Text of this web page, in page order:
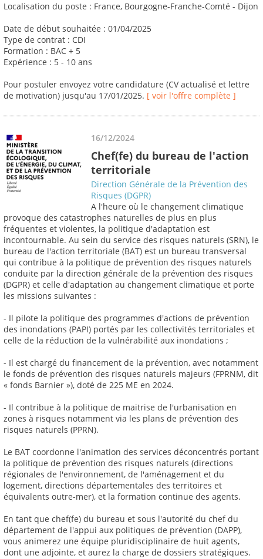
Localisation du poste : France, Bourgogne-Franche-Comté - Dijon
Date de début souhaitée : 01/04/2025
Type de contrat : CDI
Formation : BAC + 5
Expérience : 5 - 10 ans
Pour postuler envoyez votre candidature (CV actualisé et lettre
de motivation) jusqu'au 17/01/2025. [ voir l'offre complète ]
16/12/2024
Chef(fe) du bureau de l'action
territoriale
Direction Générale de la Prévention des
Risques (DGPR)
A l'heure où le changement climatique
provoque des catastrophes naturelles de plus en plus
fréquentes et violentes, la politique d'adaptation est
incontournable. Au sein du service des risques naturels (SRN), le
bureau de l'action territoriale (BAT) est un bureau transversal
qui contribue à la politique de prévention des risques naturels
conduite par la direction générale de la prévention des risques
(DGPR) et celle d'adaptation au changement climatique et porte
les missions suivantes :
- Il pilote la politique des programmes d'actions de prévention
des inondations (PAPI) portés par les collectivités territoriales et
celle de la réduction de la vulnérabilité aux inondations ;
- Il est chargé du financement de la prévention, avec notamment
le fonds de prévention des risques naturels majeurs (FPRNM, dit
« fonds Barnier »), doté de 225 ME en 2024.
- Il contribue à la politique de maitrise de l'urbanisation en
zones à risques notamment via les plans de prévention des
risques naturels (PPRN).
Le BAT coordonne l'animation des services déconcentrés portant
la politique de prévention des risques naturels (directions
régionales de l'environnement, de l'aménagement et du
logement, directions départementales des territoires et
équivalents outre-mer), et la formation continue des agents.
En tant que chef(fe) du bureau et sous l'autorité du chef du
département de l'appui aux politiques de prévention (DAPP),
vous animerez une équipe pluridisciplinaire de huit agents,
dont une adjointe, et aurez la charge de dossiers stratégiques.